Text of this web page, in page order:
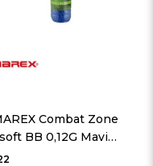
Combat Zone
BB 0,12G Mavi
Adet